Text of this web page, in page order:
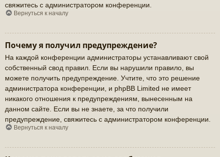
свяжитесь с администратором конференции.
Вернуться к началу
Почему я получил предупреждение?
На каждой конференции администраторы устанавливают свой
собственный свод правил. Если вы нарушили правило, вы
можете получить предупреждение. Учтите, что это решение
администратора конференции, и phpBB Limited не имеет
никакого отношения к предупреждениям, вынесенным на
данном сайте. Если вы не знаете, за что получили
предупреждение, свяжитесь с администратором конференции.
Вернуться к началу